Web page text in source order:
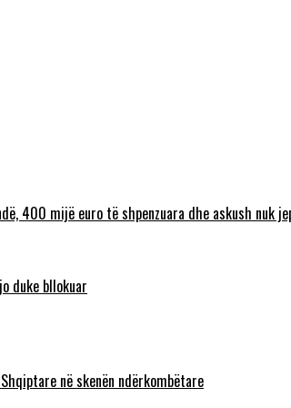
400 mijë euro të shpenzuara dhe askush nuk
duke bllokuar
në skenën ndërkombëtare